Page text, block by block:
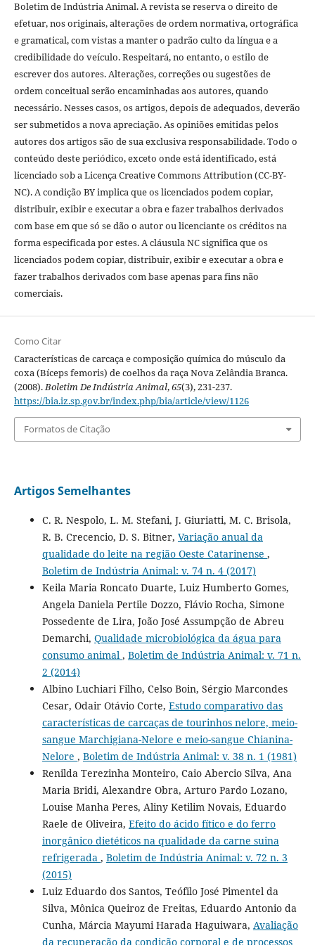
Boletim de Indústria Animal. A revista se reserva o direito de
efetuar, nos originais, alterações de ordem normativa, ortográfica
e gramatical, com vistas a manter o padrão culto da língua e a
credibilidade do veículo. Respeitará, no entanto, o estilo de
escrever dos autores. Alterações, correções ou sugestões de
ordem conceitual serão encaminhadas aos autores, quando
necessário. Nesses casos, os artigos, depois de adequados, deverão
ser submetidos a nova apreciação. As opiniões emitidas pelos
autores dos artigos são de sua exclusiva responsabilidade. Todo o
conteúdo deste periódico, exceto onde está identificado, está
licenciado sob a Licença Creative Commons Attribution (CC-BY-
NC). A condição BY implica que os licenciados podem copiar,
distribuir, exibir e executar a obra e fazer trabalhos derivados
com base em que só se dão o autor ou licenciante os créditos na
forma especificada por estes. A cláusula NC significa que os
licenciados podem copiar, distribuir, exibir e executar a obra e
fazer trabalhos derivados com base apenas para fins não
comerciais.
Como Citar
Características de carcaça e composição química do músculo da
coxa (Bíceps femoris) de coelhos da raça Nova Zelândia Branca.
(2008).Boletim De Indústria Animal,65(3), 231-237.
https://bia.iz.sp.gov.br/index.php/bia/article/view/1126
Formatos de Citação
Artigos Semelhantes
C. R. Nespolo, L. M. Stefani, J. Giuriatti, M. C. Brisola,
R. B. Crecencio, D. S. Bitner, Variação anual da
qualidade do leite na região Oeste Catarinense ,
Boletim de Indústria Animal: v. 74 n. 4 (2017)
Keila Maria Roncato Duarte, Luiz Humberto Gomes,
Angela Daniela Pertile Dozzo, Flávio Rocha, Simone
Possedente de Lira, João José Assumpção de Abreu
Demarchi, Qualidade microbiológica da água para
consumo animal , Boletim de Indústria Animal: v. 71 n.
2 (2014)
Albino Luchiari Filho, Celso Boin, Sérgio Marcondes
Cesar, Odair Otávio Corte, Estudo comparativo das
características de carcaças de tourinhos nelore, meio-
sangue Marchigiana-Nelore e meio-sangue Chianina-
Nelore , Boletim de Indústria Animal: v. 38 n. 1 (1981)
Renilda Terezinha Monteiro, Caio Abercio Silva, Ana
Maria Bridi, Alexandre Obra, Arturo Pardo Lozano,
Louise Manha Peres, Aliny Ketilim Novais, Eduardo
Raele de Oliveira, Efeito do ácido fítico e do ferro
inorgânico dietéticos na qualidade da carne suina
refrigerada , Boletim de Indústria Animal: v. 72 n. 3
(2015)
Luiz Eduardo dos Santos, Teófilo José Pimentel da
Silva, Mônica Queiroz de Freitas, Eduardo Antonio da
Cunha, Márcia Mayumi Harada Haguiwara, Avaliação
da recuperação da condição corporal e de processos